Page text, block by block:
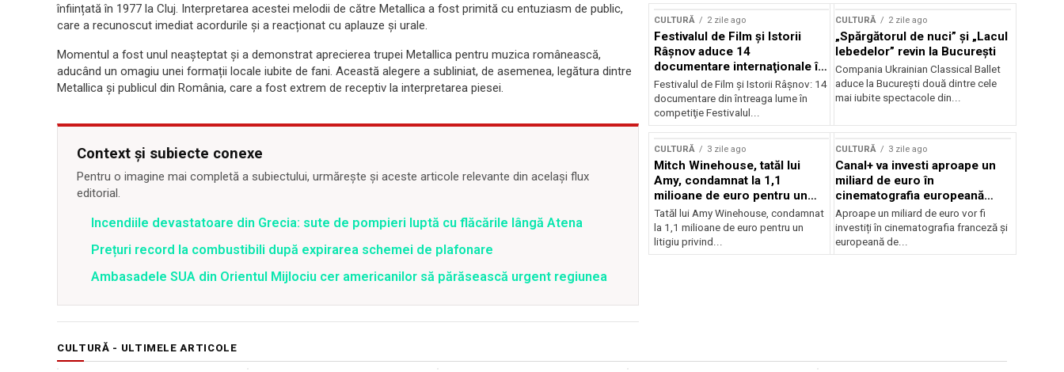
înființată în 1977 la Cluj. Interpretarea acestei melodii de către Metallica a fost primită cu entuziasm de public,
care a recunoscut imediat acordurile și a reacționat cu aplauze și urale.
Momentul a fost unul neașteptat și a demonstrat aprecierea trupei Metallica pentru muzica românească,
aducând un omagiu unei formații locale iubite de fani. Această alegere a subliniat, de asemenea, legătura dintre
Metallica și publicul din România, care a fost extrem de receptiv la interpretarea piesei.
Context și subiecte conexe
Pentru o imagine mai completă a subiectului, urmărește și aceste articole relevante din același flux
editorial.
Incendiile devastatoare din Grecia: sute de pompieri luptă cu flăcările lângă Atena
Prețuri record la combustibili după expirarea schemei de plafonare
Ambasadele SUA din Orientul Mijlociu cer americanilor să părăsească urgent regiunea
CULTURĂ 2 zile ago
Festivalul de Film şi Istorii
Râşnov aduce 14
documentare internaţionale în
premieră
Festivalul de Film şi Istorii Râşnov: 14
documentare din întreaga lume în
competiţie Festivalul...
CULTURĂ 2 zile ago
„Spărgătorul de nuci” și „Lacul
lebedelor” revin la București
Compania Ukrainian Classical Ballet
aduce la București două dintre cele
mai iubite spectacole din...
CULTURĂ 3 zile ago
Mitch Winehouse, tatăl lui
Amy, condamnat la 1,1
milioane de euro pentru un
litigiu pierdut
Tatăl lui Amy Winehouse, condamnat
la 1,1 milioane de euro pentru un
litigiu privind...
CULTURĂ 3 zile ago
Canal+ va investi aproape un
miliard de euro în
cinematografia europeană
până în 2032
Aproape un miliard de euro vor fi
investiți în cinematografia franceză și
europeană de...
CULTURĂ - ULTIMELE ARTICOLE